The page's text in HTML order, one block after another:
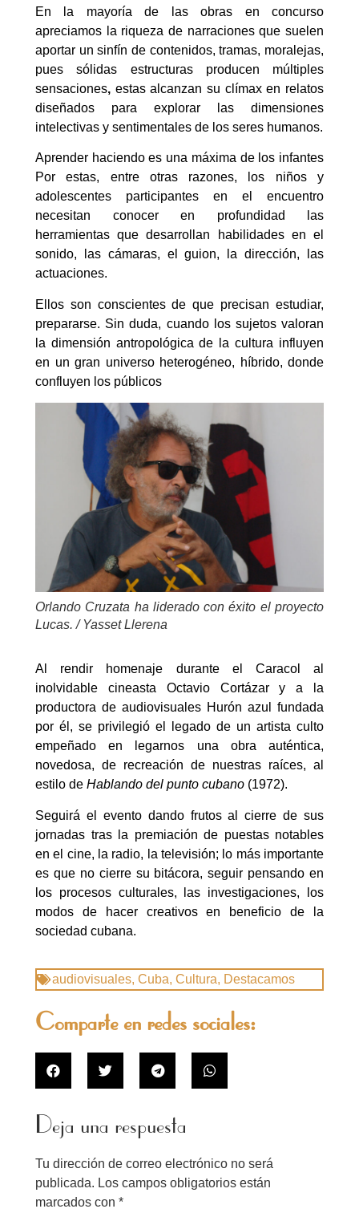
En la mayoría de las obras en concurso
apreciamos la riqueza de narraciones que suelen
aportar un sinfín de contenidos, tramas, moralejas,
pues sólidas estructuras producen múltiples
sensaciones, estas alcanzan su clímax en relatos
diseñados para explorar las dimensiones
intelectivas y sentimentales de los seres humanos.
Aprender haciendo es una máxima de los infantes
Por estas, entre otras razones, los niños y
adolescentes participantes en el encuentro
necesitan conocer en profundidad las
herramientas que desarrollan habilidades en el
sonido, las cámaras, el guion, la dirección, las
actuaciones.
Ellos son conscientes de que precisan estudiar,
prepararse. Sin duda, cuando los sujetos valoran
la dimensión antropológica de la cultura influyen
en un gran universo heterogéneo, híbrido, donde
confluyen los públicos
Orlando Cruzata ha liderado con éxito el proyecto
Lucas. / Yasset Llerena
Al rendir homenaje durante el Caracol al
inolvidable cineasta Octavio Cortázar y a la
productora de audiovisuales Hurón azul fundada
por él, se privilegió el legado de un artista culto
empeñado en legarnos una obra auténtica,
novedosa, de recreación de nuestras raíces, al
estilo de Hablando del punto cubano (1972).
Seguirá el evento dando frutos al cierre de sus
jornadas tras la premiación de puestas notables
en el cine, la radio, la televisión; lo más importante
es que no cierre su bitácora, seguir pensando en
los procesos culturales, las investigaciones, los
modos de hacer creativos en beneficio de la
sociedad cubana.
audiovisuales, Cuba, Cultura, Destacamos
Comparte en redes sociales:
Deja una respuesta
Tu dirección de correo electrónico no será
publicada. Los campos obligatorios están
marcados con *